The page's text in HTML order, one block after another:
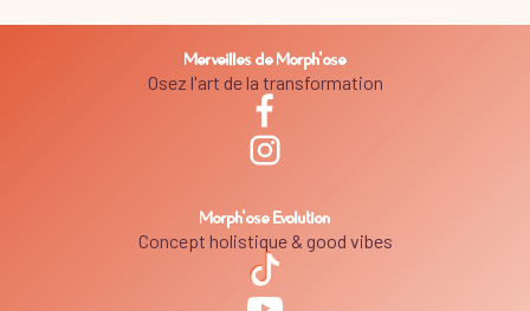
Merveilles de Morph'ose
Osez l'art de la transformation
Morph'ose Evolution
Concept holistique & good vibes